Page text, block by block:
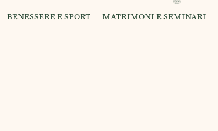
BENESSERE E SPORT MATRIMONI E SEMINARI